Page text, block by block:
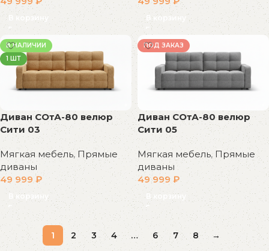
В корзину В корзину
В НАЛИЧИИ
1 ШТ
Диван СОтА-80 велюр
Сити 03
Мягкая мебель,Прямые
диваны
49 999 ₽
В корзину
ПОД ЗАКАЗ
Диван СОтА-80 велюр
Сити 05
Мягкая мебель, Прямые
диваны
49 999 ₽
В корзину
1 2 3 4 … 6 7 8 →